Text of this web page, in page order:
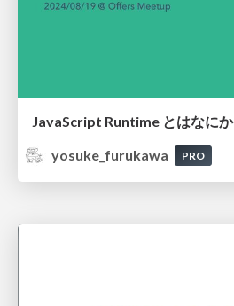
JavaScript Runtime とはなにか
yosuke_furukawa
PRO